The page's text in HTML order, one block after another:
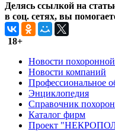
Делясь ссылкой на
в соц. сетях, вы
18+
Новости
Новости компаний
Профессиональное
Энциклопедия
Справочник
Каталог фирм
Проект